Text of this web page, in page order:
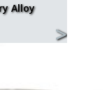
Alloy